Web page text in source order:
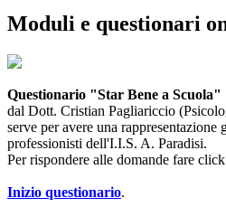
Moduli e questionari
Questionario "Star Bene a Scuola"
dal Dott. Cristian Pagliariccio
serve per avere una rappresentazione
professionisti dell'I.I.S. A. Paradisi.
Per rispondere alle domande fare
Inizio questionario.